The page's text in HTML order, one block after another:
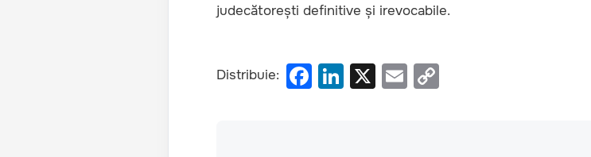
judecătorești definitive și irevocabile.
Distribuie: F
a
Li
n
X E
m